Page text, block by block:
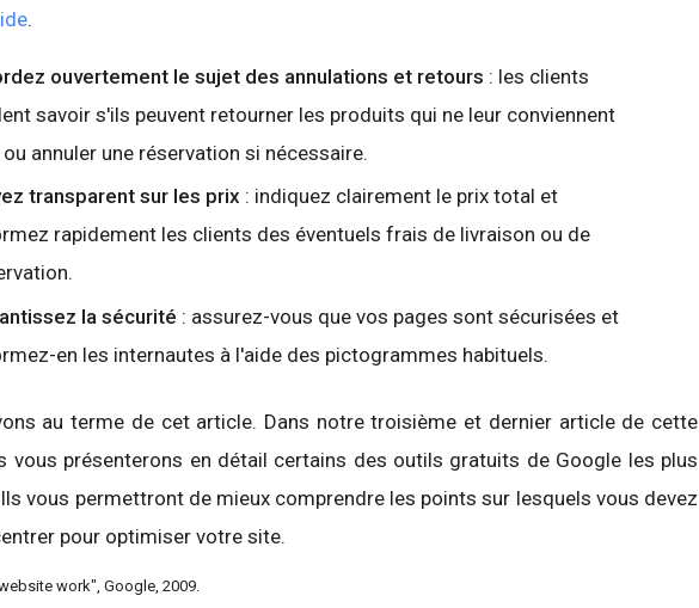
.
ouvertement le sujet des annulations et retours : les clients
savoir s'ils peuvent retourner les produits qui ne leur conviennent
ou annuler une réservation si nécessaire.
transparent sur les prix : indiquez clairement le prix total et
rapidement les clients des éventuels frais de livraison ou de
la sécurité : assurez-vous que vos pages sont sécurisées et
en les internautes à l'aide des pictogrammes habituels.
au terme de cet article. Dans notre troisième et dernier article de cette
vous présenterons en détail certains des outils gratuits de Google les plus
vous permettront de mieux comprendre les points sur lesquels vous devez
pour optimiser votre site.
work", Google, 2009.